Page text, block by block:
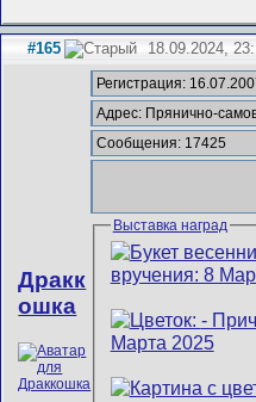
#165 18.09.2024,
Дракк
ошка
Регистрация:
Адрес: Прянично-
Сообщения: 17425
Выставка наград